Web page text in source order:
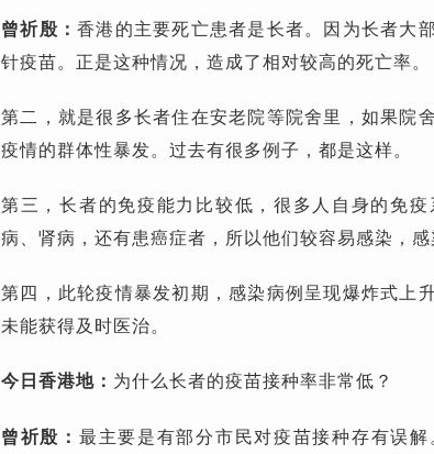
曾祈殷：香港的主要死亡患者是长者。因为长者大
针疫苗。正是这种情况，造成了相对较高的死亡率。
第二，就是很多长者住在安老院等院舍里，如果院
疫情的群体性暴发。过去有很多例子，都是这样。
第三，长者的免疫能力比较低，很多人自身的免
病、肾病，还有患癌症者，所以他们较容易感染，感
第四，此轮疫情暴发初期，感染病例呈现爆炸式上
未能获得及时医治。
今日香港地： 为什么长者的疫苗接种率非常低？
曾祈殷： 最主要是有部分市民对疫苗接种存有误